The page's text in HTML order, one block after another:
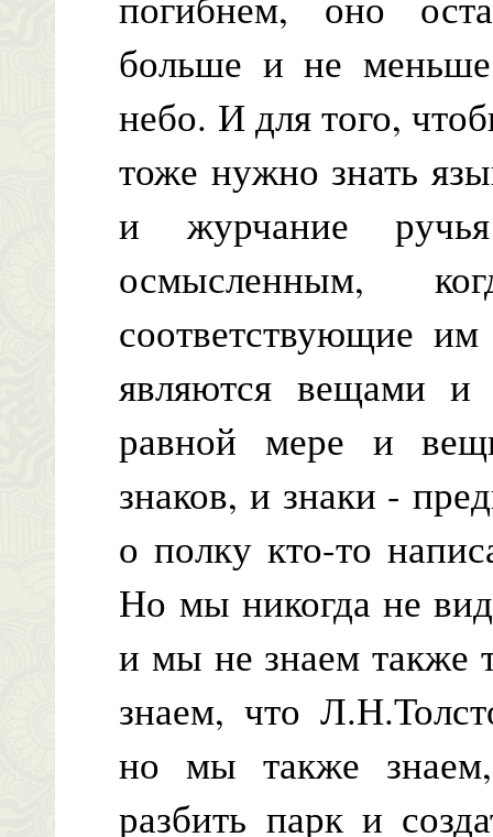
больше и не
небо. И для того,
тоже нужно знать
и журчание
осмысленным,
соответствующие
являются вещами
равной мере и
знаков, и знаки -
о полку кто-то
Но мы никогда не
и мы не знаем также
знаем, что
но мы также
разбить парк и